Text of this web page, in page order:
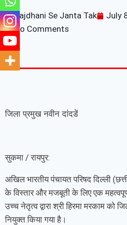
Rajdhani Se Janta Tak July
No Comments
जिला प्रमुख नवीन दांदडें
सुकमा / रायपुर:
अखिल भारतीय पंचायत परिषद दिल्ली
के विस्तार और मजबूती के लिए एक
उच्च नेतृत्व द्वारा श्री हिरमा मरकाम को
नियुक्त किया गया है।